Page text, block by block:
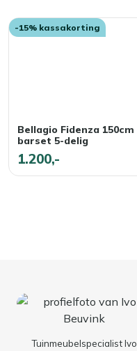
-15% kassakorting
Bellagio Fidenza 150cm
barset 5-delig
1.200,-
Tuinmeubelspecialist Ivo